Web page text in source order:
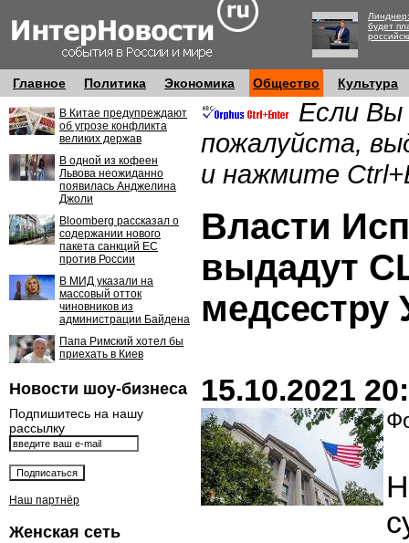
будет
Главное Политика Экономика Общество Культура
В Китае предупреждают
об угрозе конфликта
великих держав
В одной из кофеен
Львова неожиданно
появилась Анджелина
Джоли
Bloomberg рассказал о
содержании нового
пакета санкций ЕС
против России
В МИД указали на
массовый отток
чиновников из
администрации Байдена
Папа Римский хотел бы
приехать в Киев
Новости шоу-бизнеса
Подпишитесь на нашу
рассылку
Наш партнёр
Женская сеть
Если Вы
пожалуйста,
и нажмите
Власти
выдадут
медсестру
15.10.2021